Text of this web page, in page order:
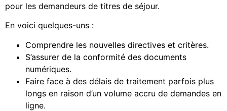
pour les demandeurs de titres de séjour.
En voici quelques-uns :
Comprendre les nouvelles directives et critères.
S’assurer de la conformité des documents
numériques.
Faire face à des délais de traitement parfois plus
longs en raison d’un volume accru de demandes en
ligne.